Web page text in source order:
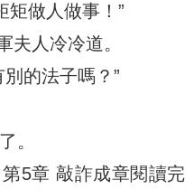
矩做人做事！”
夫人冷冷道。
的法子嗎？”
。
第5章 敲詐成章閱讀完